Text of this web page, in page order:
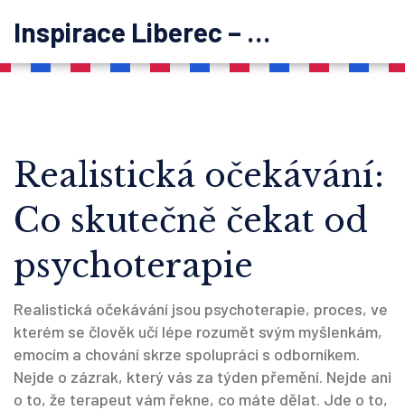
Inspirace Liberec – psychoterapie
Realistická očekávání:
Co skutečně čekat od
psychoterapie
Realistická očekávání jsou psychoterapie, proces, ve
kterém se člověk učí lépe rozumět svým myšlenkám,
emocím a chování skrze spolupráci s odborníkem.
Nejde o zázrak, který vás za týden přemění. Nejde ani
o to, že terapeut vám řekne, co máte dělat. Jde o to,